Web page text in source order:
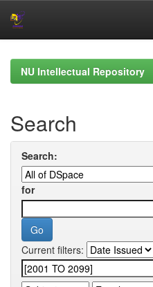
navigationNU Intellectual Repository
Search
Search:
for
Current filters: